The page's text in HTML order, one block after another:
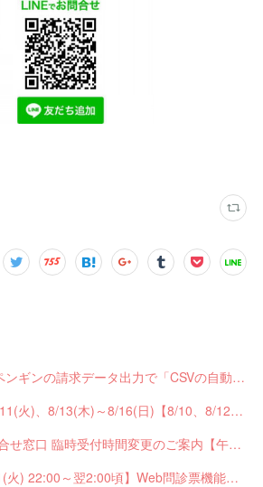
【機能UP】サブスクペンギンの請求データ出力で「CSVの自動分割出力」と「出力ステータスの確認」ができるようになりました！
夏季休業のご案内：8/11(火)、8/13(木)～8/16(日)【8/10、8/12は通常営業】
【7/30(木)午前】お問合せ窓口 臨時受付時間変更のご案内【午前の受付9：30～10:59】
※終了しました※【7/21(火) 22:00～翌2:00頃】Web問診票機能がご利用できません【ペンギンカルテ大型メンテナンス】